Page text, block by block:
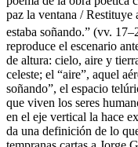
paz la ventana / Restituye
estaba soñando.” (vv.
reproduce el escenario
de altura: cielo, aire y
celeste; el “aire”, aquel
soñando”, el espacio
que viven los seres
en el eje vertical la hace
da una definición de lo